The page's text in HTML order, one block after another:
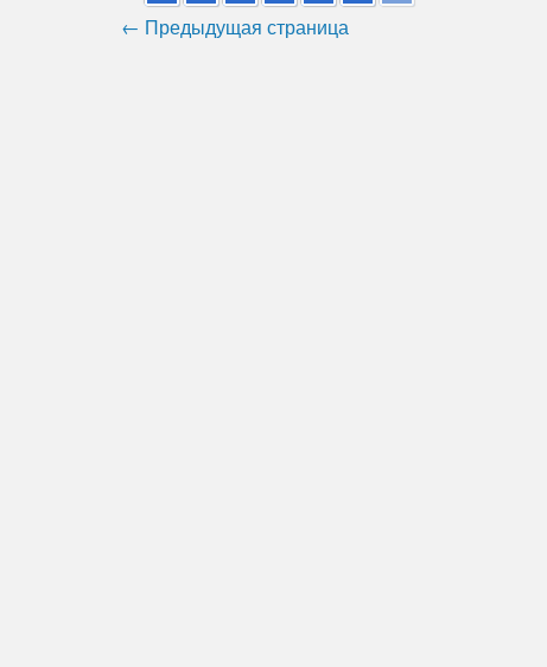
← Предыдущая страница